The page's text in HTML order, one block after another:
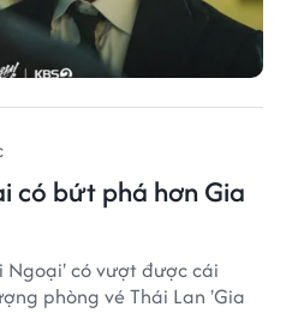
có bứt phá hơn Gia
Ngoại' có vượt được cái
phòng vé Thái Lan 'Gia